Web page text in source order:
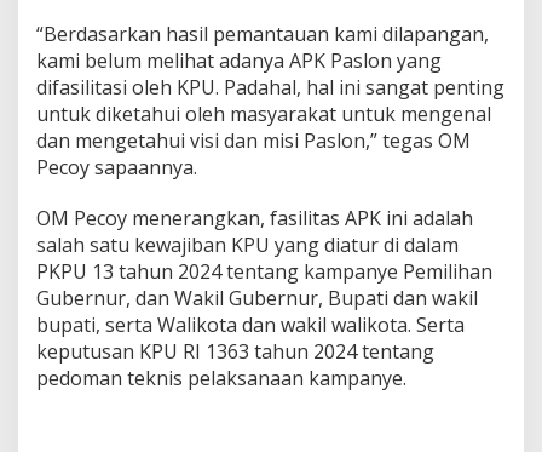
“Berdasarkan hasil pemantauan kami dilapangan,
kami belum melihat adanya APK Paslon yang
difasilitasi oleh KPU. Padahal, hal ini sangat penting
untuk diketahui oleh masyarakat untuk mengenal
dan mengetahui visi dan misi Paslon,” tegas OM
Pecoy sapaannya.
OM Pecoy menerangkan, fasilitas APK ini adalah
salah satu kewajiban KPU yang diatur di dalam
PKPU 13 tahun 2024 tentang kampanye Pemilihan
Gubernur, dan Wakil Gubernur, Bupati dan wakil
bupati, serta Walikota dan wakil walikota. Serta
keputusan KPU RI 1363 tahun 2024 tentang
pedoman teknis pelaksanaan kampanye.